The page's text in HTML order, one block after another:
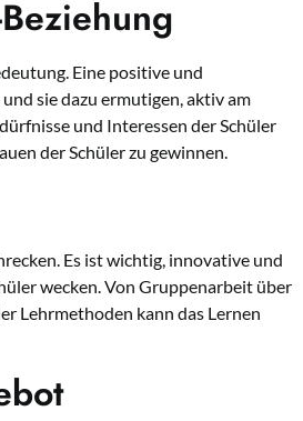
Eine positive und
sie dazu ermutigen, aktiv am
und Interessen der Schüler
der Schüler zu gewinnen.
Es ist wichtig, innovative und
wecken. Von Gruppenarbeit über
Lehrmethoden kann das Lernen